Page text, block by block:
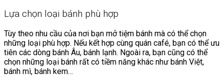
Lựa chọn loại bánh phù hợp
Tùy theo nhu cầu của nơi bạn mở tiệm bánh mà có thể chọn
những loại phù hợp. Nếu kết hợp cùng quán café, bạn có thể ưu
tiên các dòng bánh Âu, bánh lạnh. Ngoài ra, bạn cũng có thể
chọn những loại bánh rất có tiềm năng khác như bánh Việt,
bánh mì, bánh kem…